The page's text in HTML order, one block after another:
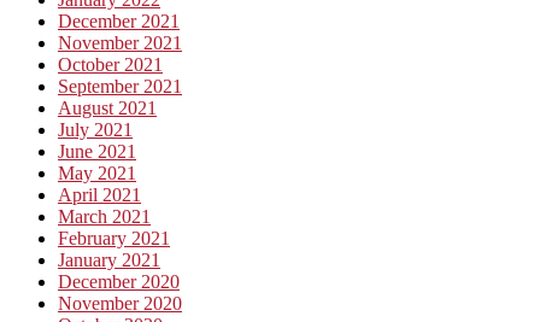
December 2021
November 2021
October 2021
September 2021
August 2021
July 2021
June 2021
May 2021
April 2021
March 2021
February 2021
January 2021
December 2020
November 2020